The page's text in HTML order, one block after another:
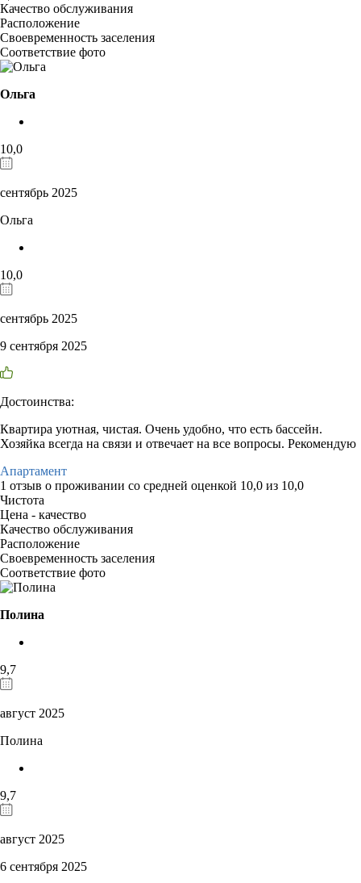
Качество обслуживания
Расположение
Своевременность заселения
Соответствие фото
Ольга
10,0
сентябрь 2025
Ольга
10,0
сентябрь 2025
9 сентября 2025
Достоинства:
Квартира уютная, чистая. Очень удобно, что есть бассейн.
Хозяйка всегда на связи и отвечает на все вопросы. Рекомендую
Апартамент
1 отзыв о проживании со средней оценкой 10,0 из 10,0
Чистота
Цена - качество
Качество обслуживания
Расположение
Своевременность заселения
Соответствие фото
Полина
9,7
август 2025
Полина
9,7
август 2025
6 сентября 2025